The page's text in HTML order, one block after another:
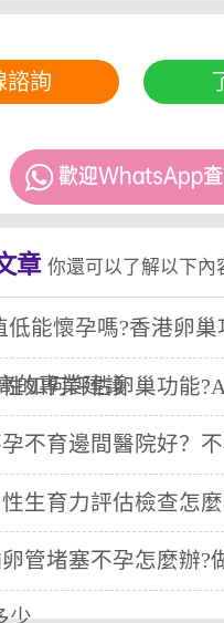
諮詢
章 你還可以了解以下內
低能懷孕嗎?香港卵巢
的專業建議
如何評估卵巢功能
不育邊間醫院好？
生育力評估檢查怎
管堵塞不孕怎麼辦?